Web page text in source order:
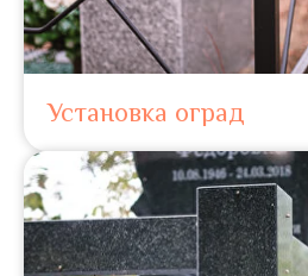
Установка оград